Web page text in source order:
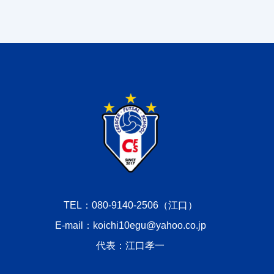
TEL：080-9140-2506（江口）
E-mail：koichi10egu@yahoo.co.jp
代表：江口孝一